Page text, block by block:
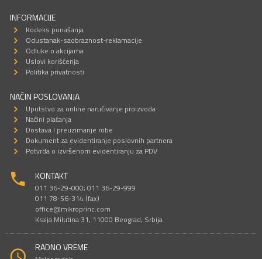
INFORMACIJE
Kodeks ponašanja
Odustanak-saobraznost-reklamacije
Odluke o akcijama
Uslovi korišćenja
Politika privatnosti
NAČIN POSLOVANJA
Uputstvo za online naručivanje proizvoda
Načini plaćanja
Dostava I preuzimanje robe
Dokument za evidentiranje poslovnih partnera
Potvrda o izvršenom evidentiranju za PDV
KONTAKT
011 36-29-000; 011 36-29-999
011 78-56-314 (fax)
office@mikroprinc.com
Kralja Milutina 31, 11000 Beograd, Srbija
RADNO VREME